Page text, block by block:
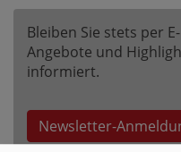
Bleiben Sie stets per
Angebote und
informiert.
Newsletter-